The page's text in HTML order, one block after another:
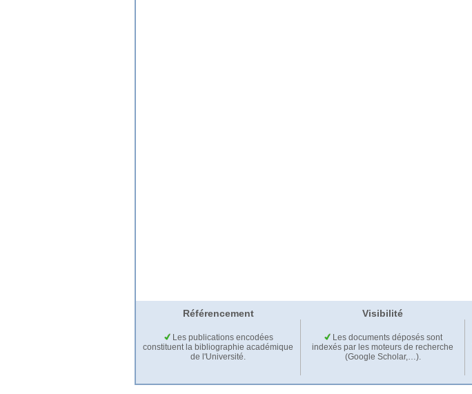
Référencement Visibilité
Les publications encodées
constituent la bibliographie académique
de l'Université.
Les documents déposés sont
indexés par les moteurs de recherche
(Google Scholar,…).